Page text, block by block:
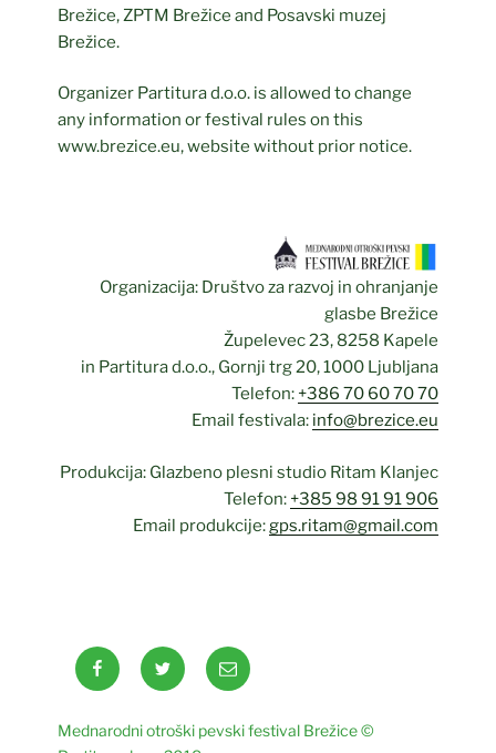
Brežice, ZPTM Brežice and Posavski muzej
Brežice.
Organizer Partitura d.o.o. is allowed to change
any information or festival rules on this
www.brezice.eu, website without prior notice.
Organizacija: Društvo za razvoj in ohranjanje
glasbe Brežice
Župelevec 23, 8258 Kapele
in Partitura d.o.o., Gornji trg 20, 1000 Ljubljana
Telefon: +386 70 60 70 70
Email festivala: info@brezice.eu
Produkcija: Glazbeno plesni studio Ritam Klanjec
Telefon: +385 98 91 91 906
Email produkcije:gps.ritam@gmail.com
FacebookTwitter Email
Mednarodni otroški pevski festival Brežice ©